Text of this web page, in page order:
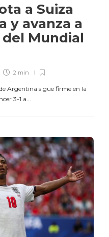
a Suiza
y avanza a
Mundial
2 min
Argentina sigue firme en la
3-1 a...